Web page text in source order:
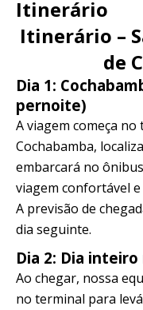
Itinerário
Itinerário –
de
Dia 1:
pernoite)
A viagem começa
Cochabamba,
embarcará no
viagem confortável
A previsão de
dia seguinte.
Dia 2: Dia
Ao chegar, nossa
no terminal para